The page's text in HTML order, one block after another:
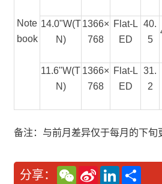
Note
book
14.0"W(T
N)
1366×
768
Flat-L
ED
40.
5
11.6"W(T
N)
1366×
768
Flat-L
ED
31.
2
备注：与前月差异仅于每月的下旬
分享：
W
e
S
L